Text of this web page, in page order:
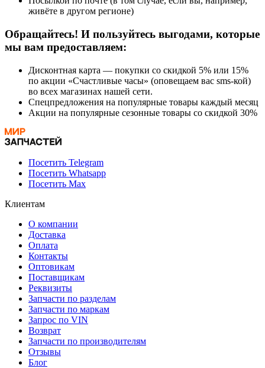
живёте в другом регионе)
Обращайтесь! И пользуйтесь выгодами, которые
мы вам предоставляем:
Дисконтная карта — покупки со скидкой 5% или 15%
по акции «Счастливые часы» (оповещаем вас sms-кой)
во всех магазинах нашей сети.
Спецпредложения на популярные товары каждый месяц
Акции на популярные сезонные товары со скидкой 30%
Посетить Telegram
Посетить Whatsapp
Посетить Max
Клиентам
О компании
Доставка
Оплата
Контакты
Оптовикам
Поставщикам
Реквизиты
Запчасти по разделам
Запчасти по маркам
Запрос по VIN
Возврат
Запчасти по производителям
Отзывы
Блог